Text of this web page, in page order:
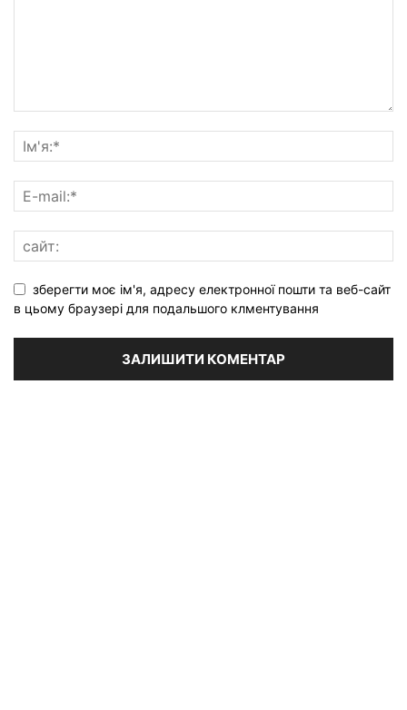
зберегти моє ім'я, адресу електронної пошти та веб-сайт
в цьому браузері для подальшого клментування